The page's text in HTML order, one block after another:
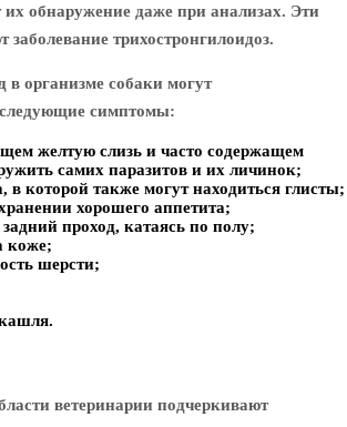
их обнаружение даже при анализах. Эти
заболевание трихостронгилоидоз.
в организме собаки могут
следующие симптомы:
желтую слизь и часто содержащем
самих паразитов и их личинок;
в которой также могут находиться глисты;
хорошего аппетита;
проход, катаясь по полу;
коже;
шерсти;
ветеринарии подчеркивают